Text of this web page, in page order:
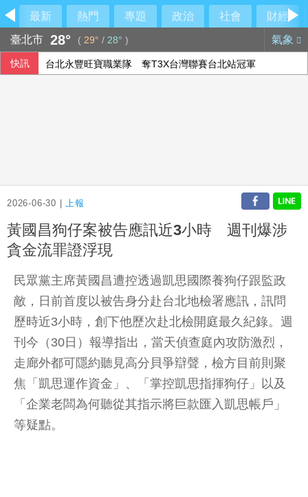
最新 熱門 專題 政治 社會
財經
臺北市 28° ( 29° / 28° ) 氣象
快訊 台北永豐旺寶職業隊 奪T3X台灣聯賽台北站冠軍
2026-06-30 |上報
黃國昌狗仔案被告應訊近3小時 週刊爆涉
貪金流罪證浮現
民眾黨主席黃國昌遭控透過凱思國際養狗仔跟監政
敵，日前首度以被告身分赴台北地檢署應訊，訊問
歷時近3小時，創下他歷次赴北檢開庭最久紀錄。週
刊今（30日）報導指出，當天偵查庭內攻防激烈，
走廊外都可隱約聽見高分貝爭辯聲，檢方目前則聚
焦「凱思運作資金」、「掌控凱思指揮狗仔」以及
「企業老闆為何聽從其指示將巨款匯入凱思帳戶」
等疑點。